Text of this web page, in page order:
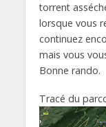
torrent
lorsque vous
continuez
mais vous
Bonne rando.
Tracé du